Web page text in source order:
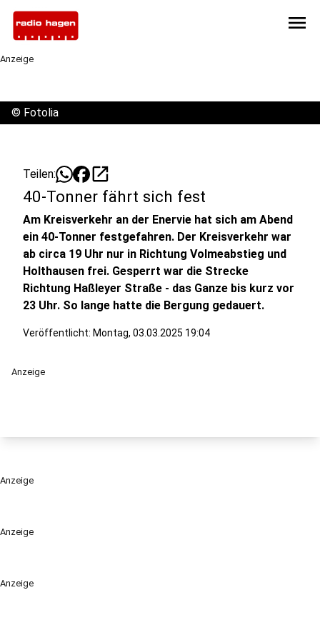
menu
Anzeige
Anzeige
Anzeige
© Fotolia
Teilen: open_in_new
40-Tonner fährt sich fest
Am Kreisverkehr an der Enervie hat sich am Abend
ein 40-Tonner festgefahren. Der Kreisverkehr war
ab circa 19 Uhr nur in Richtung Volmeabstieg und
Holthausen frei. Gesperrt war die Strecke
Richtung Haßleyer Straße - das Ganze bis kurz vor
23 Uhr. So lange hatte die Bergung gedauert.
Veröffentlicht: Montag, 03.03.2025 19:04
Anzeige
Anzeige